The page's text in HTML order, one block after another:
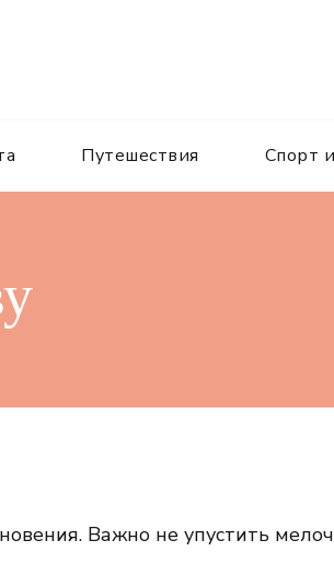
Путешествия Спорт
Важно не упустить